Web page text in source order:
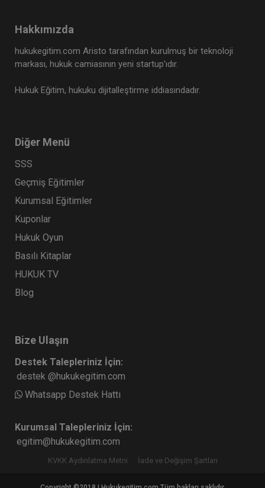
Hakkımızda
hukukegitim.com Aristo tarafından kurulmuş bir teknoloji
markası, hukuk camiasının yeni startup’ıdır.
Hukuk Eğitim, hukuku dijitalleştirme iddiasındadır.
Diğer Menü
SSS
Geçmiş Eğitimler
Kurumsal Eğitimler
Kuponlar
Hukuk Oyun
Basılı Kitaplar
HUKUK TV
Blog
Bize Ulaşın
Destek Talepleriniz İçin:
destek @hukukegitim.com
Whatsapp Destek Hattı
Kurumsal Talepleriniz İçin:
egitim@hukukegitim.com
KVKK Aydınlatma Metni İade ve Değişim Şartları